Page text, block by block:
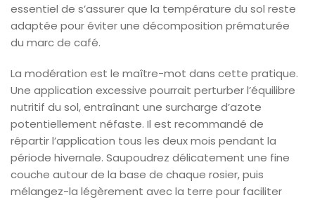
essentiel de s’assurer que la température du sol reste
adaptée pour éviter une décomposition prématurée
du marc de café.
La modération est le maître-mot dans cette pratique.
Une application excessive pourrait perturber l’équilibre
nutritif du sol, entraînant une surcharge d’azote
potentiellement néfaste. Il est recommandé de
répartir l’application tous les deux mois pendant la
période hivernale. Saupoudrez délicatement une fine
couche autour de la base de chaque rosier, puis
mélangez-la légèrement avec la terre pour faciliter